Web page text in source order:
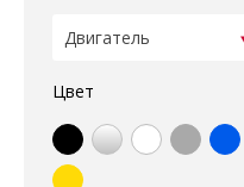
Цвет